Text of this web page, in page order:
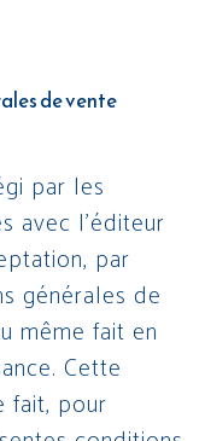
de vente
par les
avec l’éditeur
par
générales de
même fait en
Cette
fait, pour